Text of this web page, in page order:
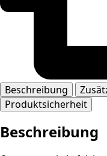
Beschreibung
Produktsicherheit
Beschreibung